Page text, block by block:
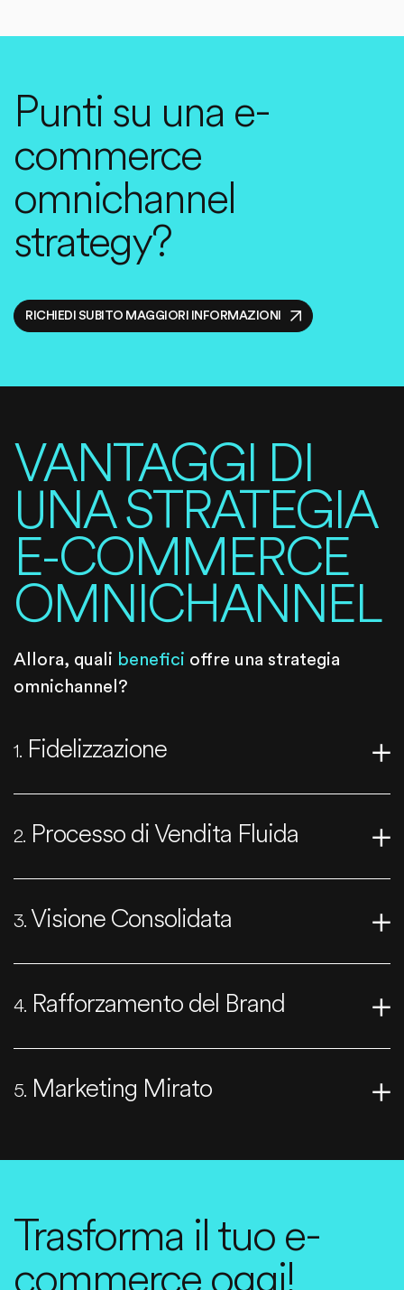
Punti su una e-
commerce
omnichannel
strategy?
RICHIEDI SUBITO MAGGIORI INFORMAZIONI
VANTAGGI DI
UNA STRATEGIA
E-COMMERCE
OMNICHANNEL
Allora, quali benefici offre una strategia
omnichannel?
1. Fidelizzazione
2. Processo di Vendita Fluida
3. Visione Consolidata
4. Rafforzamento del Brand
5. Marketing Mirato
Trasforma il tuo e-